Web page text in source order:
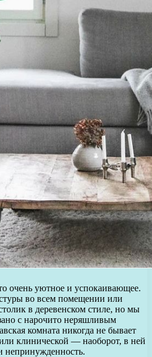
очень уютное и успокаивающее.
во всем помещении или
в деревенском стиле, но мы
с нарочито неряшливым
комната никогда не бывает
клинической — наоборот, в ней
непринужденность.